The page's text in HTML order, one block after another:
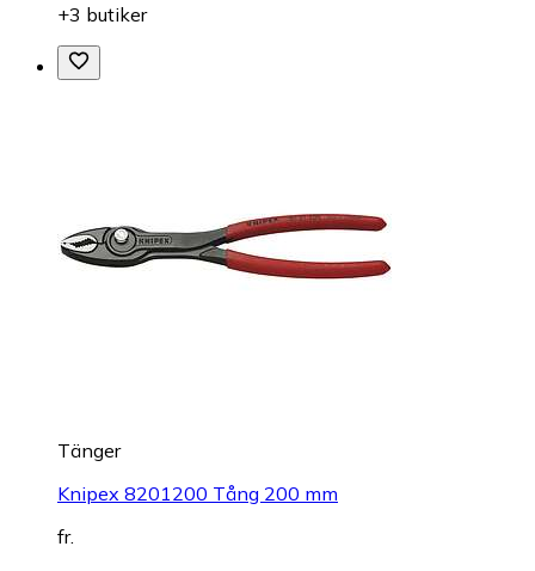
+3 butiker
Tänger
Knipex 8201200 Tång 200 mm
fr.